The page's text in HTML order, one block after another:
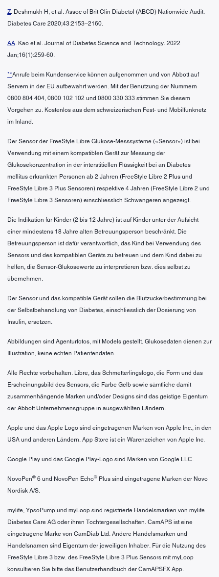
Z. Deshmukh H, et al. Assoc of Brit Clin Diabetol (ABCD) Nationwide Audit.
Diabetes Care 2020;43:2153–2160.
AA. Kao et al. Journal of Diabetes Science and Technology. 2022
Jan;16(1):259-60.
**Anrufe beim Kundenservice können aufgenommen und von Abbott auf
Servern in der EU aufbewahrt werden. Mit der Benutzung der Nummern
0800 804 404, 0800 102 102 und 0800 330 333 stimmen Sie diesem
Vorgehen zu. Kostenlos aus dem schweizerischen Fest- und Mobilfunknetz
im Inland.
Der Sensor der FreeStyle Libre Glukose-Messsysteme («Sensor») ist bei
Verwendung mit einem kompatiblen Gerät zur Messung der
Glukosekonzentration in der interstitiellen Flüssigkeit bei an Diabetes
mellitus erkrankten Personen ab 2 Jahren (FreeStyle Libre 2 Plus und
FreeStyle Libre 3 Plus Sensoren) respektive 4 Jahren (FreeStyle Libre 2 und
FreeStyle Libre 3 Sensoren) einschliesslich Schwangeren angezeigt.
Die Indikation für Kinder (2 bis 12 Jahre) ist auf Kinder unter der Aufsicht
einer mindestens 18 Jahre alten Betreuungsperson beschränkt. Die
Betreuungsperson ist dafür verantwortlich, das Kind bei Verwendung des
Sensors und des kompatiblen Geräts zu betreuen und dem Kind dabei zu
helfen, die Sensor-Glukosewerte zu interpretieren bzw. dies selbst zu
übernehmen.
Der Sensor und das kompatible Gerät sollen die Blutzuckerbestimmung bei
der Selbstbehandlung von Diabetes, einschliesslich der Dosierung von
Insulin, ersetzen.
Abbildungen sind Agenturfotos, mit Models gestellt. Glukosedaten dienen zur
Illustration, keine echten Patientendaten.
Alle Rechte vorbehalten. Libre, das Schmetterlingslogo, die Form und das
Erscheinungsbild des Sensors, die Farbe Gelb sowie sämtliche damit
zusammenhängende Marken und/oder Designs sind das geistige Eigentum
der Abbott Unternehmensgruppe in ausgewählten Ländern.
Apple und das Apple Logo sind eingetragenen Marken von Apple Inc., in den
USA und anderen Ländern. App Store ist ein Warenzeichen von Apple Inc.
Google Play und das Google Play-Logo sind Marken von Google LLC.
NovoPen® 6 und NovoPen Echo® Plus sind eingetragene Marken der Novo
Nordisk A/S.
mylife, YpsoPump und myLoop sind registrierte Handelsmarken von mylife
Diabetes Care AG oder ihren Tochtergesellschaften. CamAPS ist eine
eingetragene Marke von CamDiab Ltd. Andere Handelsmarken und
Handelsnamen sind Eigentum der jeweiligen Inhaber. Für die Nutzung des
FreeStyle Libre 3 bzw. des FreeStyle Libre 3 Plus Sensors mit myLoop
konsultieren Sie bitte das Benutzerhandbuch der CamAPSFX App.